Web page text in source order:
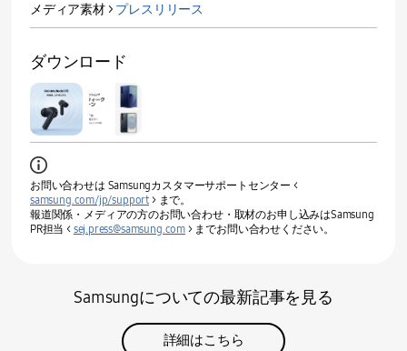
メディア素材 > プレスリリース
ダウンロード
お問い合わせは Samsungカスタマーサポートセンター <
samsung.com/jp/support > まで。
報道関係・メディアの方のお問い合わせ・取材のお申し込みはSamsung
PR担当 < sej.press@samsung.com> までお問い合わせください。
Samsungについての最新記事を見る
詳細はこちら